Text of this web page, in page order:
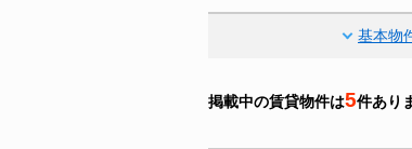
基本物
掲載中の賃貸物件は5件あり